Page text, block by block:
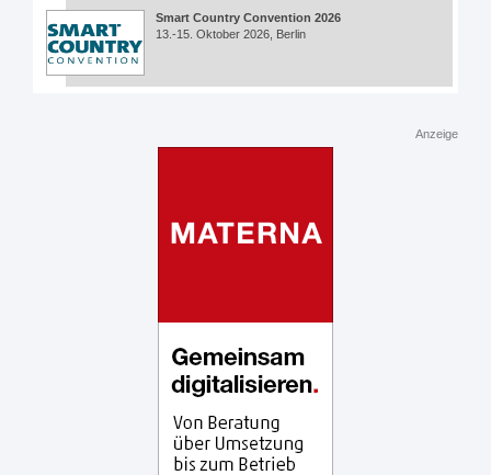
Smart Country Convention 2026
13.-15. Oktober 2026, Berlin
Anzeige